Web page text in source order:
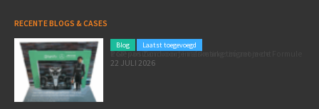
RECENTE BLOGS & CASES
Blog Laatst toegevoegd
Poleposition voor je marketing: zó zet je de Formule 1 GP van Zandvoort in als marketingmoment
22 JULI 2026